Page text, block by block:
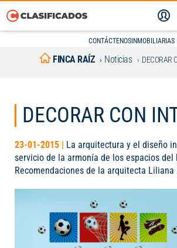
CONTÁCTENOSINMOBILIARIAS
FINCA RAÍZ Noticias DECORAR
DECORAR CON
23-01-2015 | La arquitectura y el diseño
servicio de la armonía de los espacios del
Recomendaciones de la arquitecta Liliana